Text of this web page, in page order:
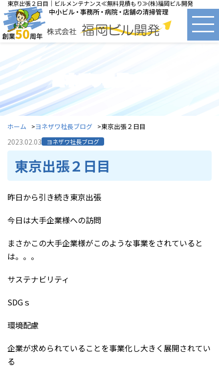
東京出張２日目｜ビルメンテナンス≪無料見積もり≫(株)福岡ビル開発
ヨネザワ社長ブログ
ホーム ヨネザワ社長ブログ 東京出張２日目
2023.02.03 ヨネザワ社長ブログ
東京出張２日目
昨日から引き続き東京出張
今日は大手企業様への訪問
まさかこの大手企業様がこのような事業をされていると
は。。。
サステナビリティ
SDGｓ
環境配慮
企業が求められていることを事業化し大きく展開されてい
る